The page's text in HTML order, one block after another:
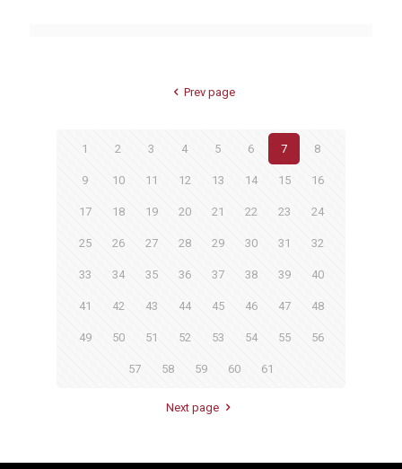
Prev page
1 2 3 4 5 6 7 8
9 10 11 12 13 14 15 16
17 18 19 20 21 22 23 24
25 26 27 28 29 30 31 32
33 34 35 36 37 38 39 40
41 42 43 44 45 46 47 48
49 50 51 52 53 54 55 56
57 58 59 60 61
Next page